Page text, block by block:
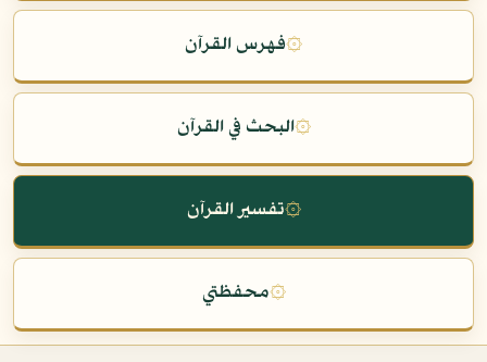
۞فهرس القرآن
۞البحث في القرآن
۞تفسير القرآن
۞محفظتي